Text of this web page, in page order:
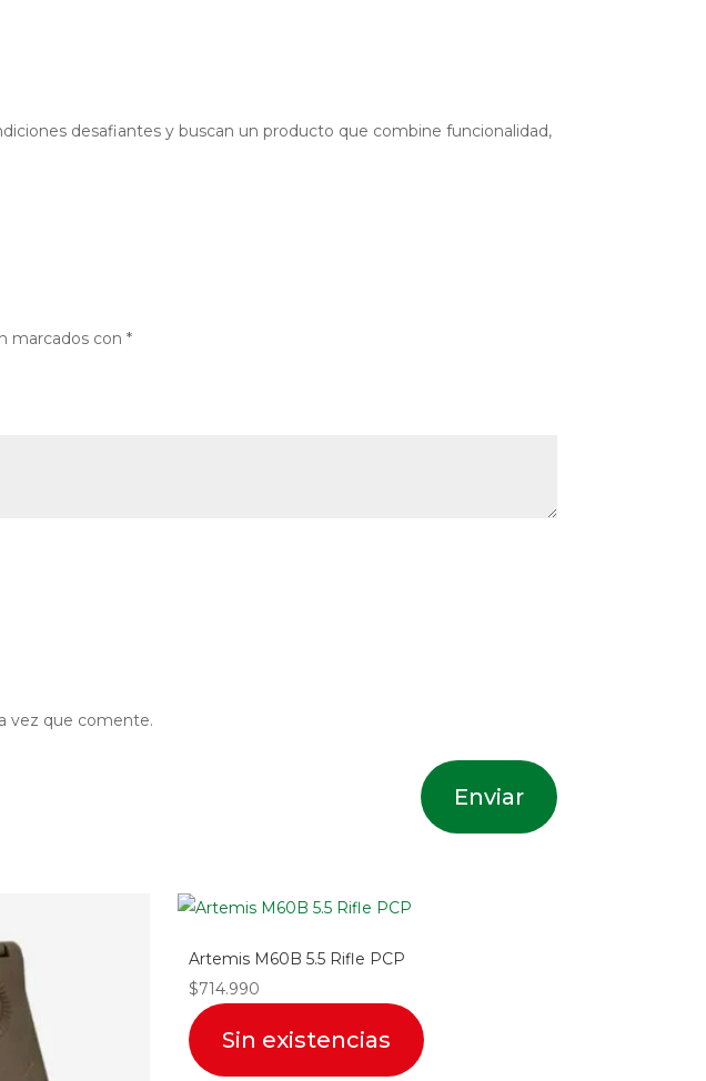
desafiantes y buscan un producto que combine funcionalidad,
marcados con*
vez que comente.
Artemis M60B 5.5 Rifle PCP
$714.990
Sin existencias